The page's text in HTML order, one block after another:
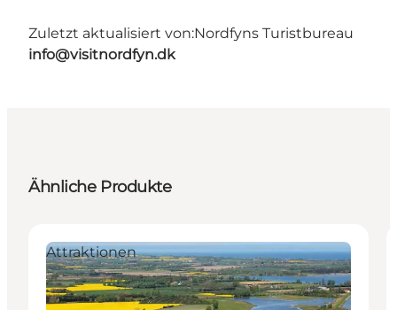
Zuletzt aktualisiert von:Nordfyns Turistbureau
info@visitnordfyn.dk
Ähnliche Produkte
Attraktionen